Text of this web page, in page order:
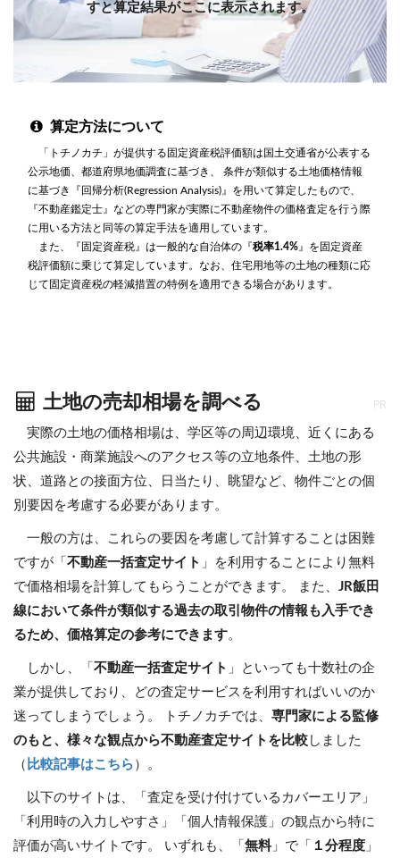
すと算定結果がここに表示されます。
算定方法について
「トチノカチ」が提供する固定資産税評価額は国土交通省が公表する
公示地価、都道府県地価調査に基づき、 条件が類似する土地価格情報
に基づき『回帰分析(Regression Analysis)』を用いて算定したもので、
『不動産鑑定士』などの専門家が実際に不動産物件の価格査定を行う際
に用いる方法と同等の算定手法を適用しています。
また、『固定資産税』は一般的な自治体の『税率1.4% 』を固定資産
税評価額に乗じて算定しています。なお、住宅用地等の土地の種類に応
じて固定資産税の軽減措置の特例を適用できる場合があります。
土地の売却相場を調べる PR
実際の土地の価格相場は、学区等の周辺環境、近くにある
公共施設・商業施設へのアクセス等の立地条件、土地の形
状、道路との接面方位、日当たり、眺望など、物件ごとの個
別要因を考慮する必要があります。
一般の方は、これらの要因を考慮して計算することは困難
ですが「 不動産一括査定サイト 」を利用することにより無料
で価格相場を計算してもらうことができます。 また、 JR飯田
線において条件が類似する過去の取引物件の情報も入手でき
るため、価格算定の参考にできます。
しかし、「 不動産一括査定サイト 」といっても十数社の企
業が提供しており、どの査定サービスを利用すればいいのか
迷ってしまうでしょう。 トチノカチでは、 専門家による監修
のもと、様々な観点から不動産査定サイトを比較 しました
（ 比較記事はこちら ）。
以下のサイトは、「査定を受け付けているカバーエリア」
「利用時の入力しやすさ」「個人情報保護」の観点から特に
評価が高いサイトです。 いずれも、「 無料」で「 １分程度 」